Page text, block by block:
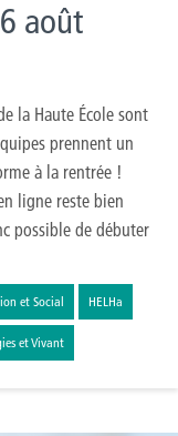
août
la Haute École sont
prennent un
à la rentrée !
ligne reste bien
possible de débuter
et Social HELHa
et Vivant